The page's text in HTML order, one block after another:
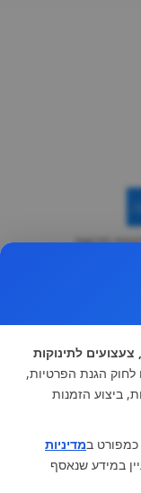
חדשות
ואביזרים
תינוק וטקסטיל
צעצועים לתינוקות
הגנת הפרטיות,
השירות, ביצוע הזמנות
כמפורט במדיניות
במידע שנאסף